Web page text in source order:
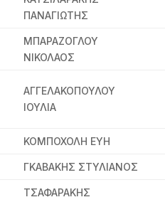
ΠΑΝΑΓΙΩΤΗΣ
ΜΠΑΡΑΖΟΓΛΟΥ
ΝΙΚΟΛΑΟΣ
ΑΓΓΕΛΑΚΟΠΟΥΛΟΥ
ΙΟΥΛΙΑ
ΚΟΜΠΟΧΟΛΗ ΕΥΗ
ΓΚΑΒΑΚΗΣ ΣΤΥΛΙΑΝΟΣ
ΤΣΑΦΑΡΑΚΗΣ